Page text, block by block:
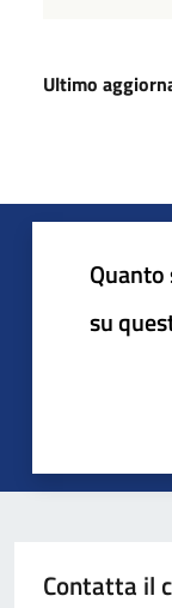
Ultimo
su
Contatta il